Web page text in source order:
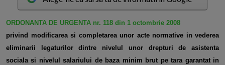
ORDONANTA DE URGENTA nr. 118 din 1 octombrie 2008
privind modificarea si completarea unor acte normative in vederea
eliminarii legaturilor dintre nivelul unor drepturi de asistenta
sociala si nivelul salariului de baza minim brut pe tara garantat in